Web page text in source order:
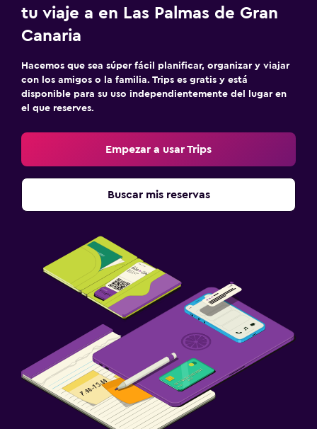
tu viaje a en Las Palmas de Gran
Canaria
Hacemos que sea súper fácil planificar, organizar y viajar
con los amigos o la familia. Trips es gratis y está
disponible para su uso independientemente del lugar en
el que reserves.
Empezar a usar Trips
Buscar mis reservas